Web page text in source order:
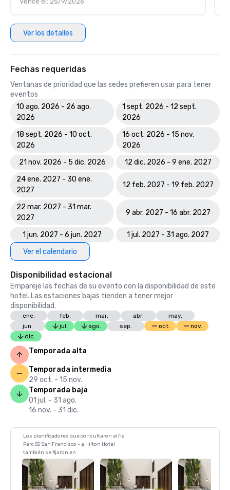
Ver los detalles
Fechas requeridas
Ventanas de prioridad que las sedes prefieren usar para tener
eventos
10 ago. 2026 - 26 ago.
2026
1 sept. 2026 - 12 sept.
2026
18 sept. 2026 - 10 oct.
2026
16 oct. 2026 - 15 nov.
2026
21 nov. 2026 - 5 dic. 2026
12 dic. 2026 - 9 ene. 2027
24 ene. 2027 - 30 ene.
2027
12 feb. 2027 - 19 feb. 2027
22 mar. 2027 - 31 mar.
2027
9 abr. 2027 - 16 abr. 2027
1 jun. 2027 - 6 jun. 2027
1 jul. 2027 - 31 ago. 2027
Ver el calendario
Disponibilidad estacional
Empareje las fechas de su evento con la disponibilidad de este
hotel. Las estaciones bajas tienden a tener mejor
disponibilidad.
ene. feb. mar. abr.
may.
jun.
jul. ago. sep. oct.
nov.
dic.
Temporada alta
Temporada intermedia
29 oct. - 15 nov.
Temporada baja
01 jul. - 31 ago.
16 nov. - 31 dic.
Los planificadores que consultaron el/la
Parc 55 San Francisco - a Hilton Hotel
también se fijaron en